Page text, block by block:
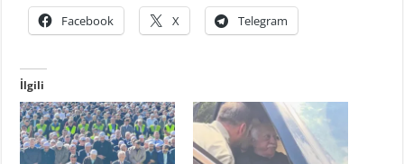
Facebook X Telegram
İlgili